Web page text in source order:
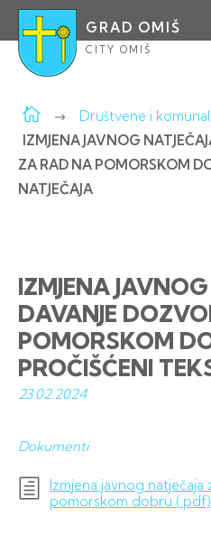
GRAD OMIŠ
CITY OMIŠ
Društvene i
IZMJENA JAVNOG
ZA RAD NA POMORSKOM
NATJEČAJA
IZMJENA
DAVANJE
POMORSKOM
PROČIŠĆENI
23.02.2024
Dokumenti
Izmjena javnog natječaja
pomorskom dobru (.pdf)